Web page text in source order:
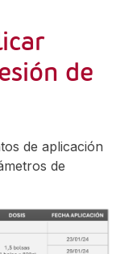
de
de aplicación
de